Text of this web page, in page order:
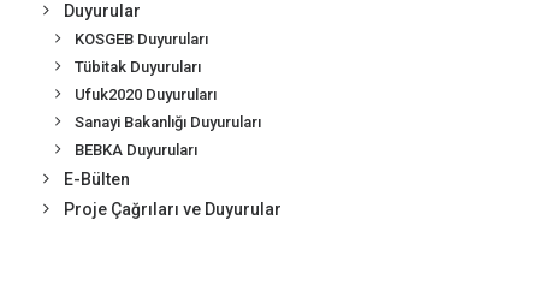
Duyurular
KOSGEB Duyuruları
Tübitak Duyuruları
Ufuk2020 Duyuruları
Sanayi Bakanlığı Duyuruları
BEBKA Duyuruları
E-Bülten
Proje Çağrıları ve Duyurular